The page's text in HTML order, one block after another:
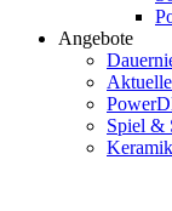
Angebote
Spiel &